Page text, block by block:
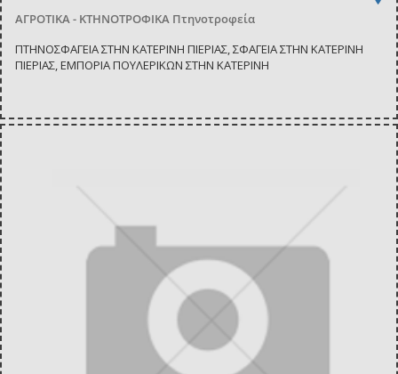
ΑΓΡΟΤΙΚΑ - ΚΤΗΝΟΤΡΟΦΙΚΑ Πτηνοτροφεία
ΠΤΗΝΟΣΦΑΓΕΙΑ ΣΤΗΝ ΚΑΤΕΡΙΝΗ ΠΙΕΡΙΑΣ, ΣΦΑΓΕΙΑ ΣΤΗΝ ΚΑΤΕΡΙΝΗ
ΠΙΕΡΙΑΣ, ΕΜΠΟΡΙΑ ΠΟΥΛΕΡΙΚΩΝ ΣΤΗΝ ΚΑΤΕΡΙΝΗ